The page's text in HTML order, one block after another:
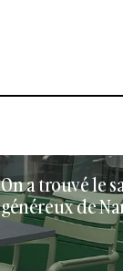
On a trouvé le
généreux de